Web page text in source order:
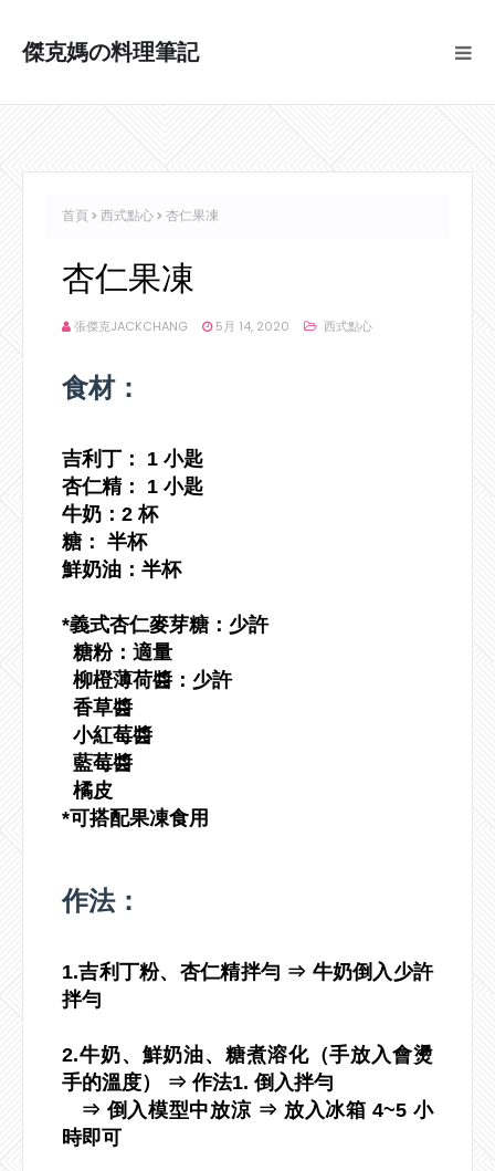
傑克媽の料理筆記
首頁 西式點心 杏仁果凍
杏仁果凍
張傑克JACKCHANG 5月 14, 2020 西式點心
食材：
吉利丁： 1 小匙
杏仁精： 1 小匙
牛奶：2 杯
糖： 半杯
鮮奶油：半杯
*義式杏仁麥芽糖：少許
糖粉：適量
柳橙薄荷醬：少許
香草醬
小紅莓醬
藍莓醬
橘皮
*可搭配果凍食用
作法：
1.吉利丁粉、杏仁精拌勻 ⇒ 牛奶倒入少許
拌勻
2.牛奶、鮮奶油、糖煮溶化（手放入會燙
手的溫度） ⇒ 作法1. 倒入拌勻
⇒ 倒入模型中放涼 ⇒ 放入冰箱 4~5 小
時即可